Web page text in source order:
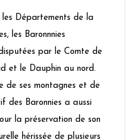
les Départements de la
les Baronnnies
par le Comte de
et le Dauphin au nord.
de ses montagnes et de
des Baronnies a aussi
la préservation de son
hérissée de plusieurs